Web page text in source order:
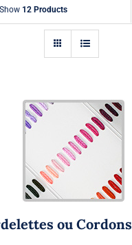
Show 12 Products
ou Cordons